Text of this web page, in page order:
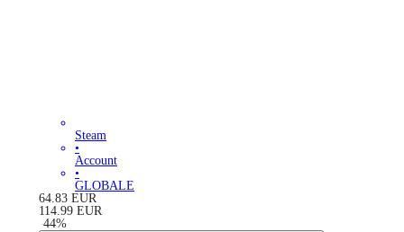
Steam
•
Account
•
GLOBALE
64.83 EUR
114.99 EUR
-44%